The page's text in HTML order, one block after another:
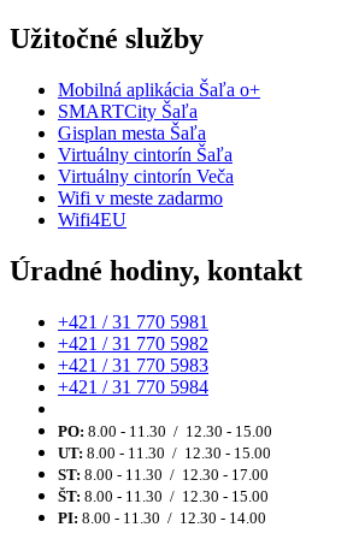
Užitočné služby
Mobilná aplikácia Šaľa o+
SMARTCity Šaľa
Gisplan mesta Šaľa
Virtuálny cintorín Šaľa
Virtuálny cintorín Veča
Wifi v meste zadarmo
Wifi4EU
Úradné hodiny, kontakt
+421 / 31 770 5981
+421 / 31 770 5982
+421 / 31 770 5983
+421 / 31 770 5984
PO: 8.00 - 11.30 / 12.30 - 15.00
UT: 8.00 - 11.30 / 12.30 - 15.00
ST: 8.00 - 11.30 / 12.30 - 17.00
ŠT: 8.00 - 11.30 / 12.30 - 15.00
PI: 8.00 - 11.30 / 12.30 - 14.00